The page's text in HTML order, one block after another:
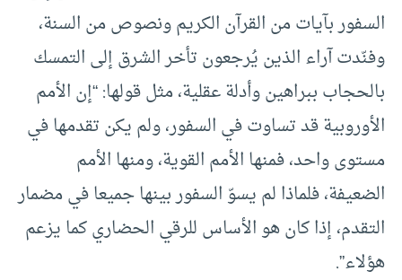
السفور بآيات من القرآن الكريم ونصوص من السنة،
وفنّدت آراء الذين يُرجعون تأخر الشرق إلى التمسك
بالحجاب ببراهين وأدلة عقلية، مثل قولها: “إن الأمم
الأوروبية قد تساوت في السفور، ولم يكن تقدمها في
مستوى واحد، فمنها الأمم القوية، ومنها الأمم
الضعيفة، فلماذا لم يسوّ السفور بينها جميعا في مضمار
التقدم، إذا كان هو الأساس للرقي الحضاري كما يزعم
هؤلاء”.